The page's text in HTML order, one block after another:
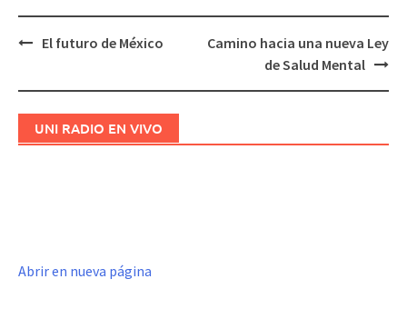
El futuro de México
Camino hacia una nueva Ley
de Salud Mental
UNI RADIO EN VIVO
Abrir en nueva página